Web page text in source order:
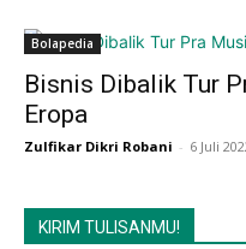
Bolapedia
Bisnis Dibalik Tur
Eropa
Zulfikar Dikri Robani - 6 Juli
KIRIM TULISANMU!